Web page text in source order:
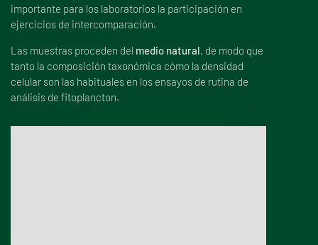
importante para los laboratorios la participación en
ejercicios de intercomparación.
Las muestras proceden del medio natural, de modo que
tanto la composición taxonómica cómo la densidad
celular son las habituales en los ensayos de rutina de
análisis de fitoplancton.